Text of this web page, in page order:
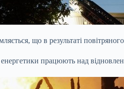
що в результаті
працюють над